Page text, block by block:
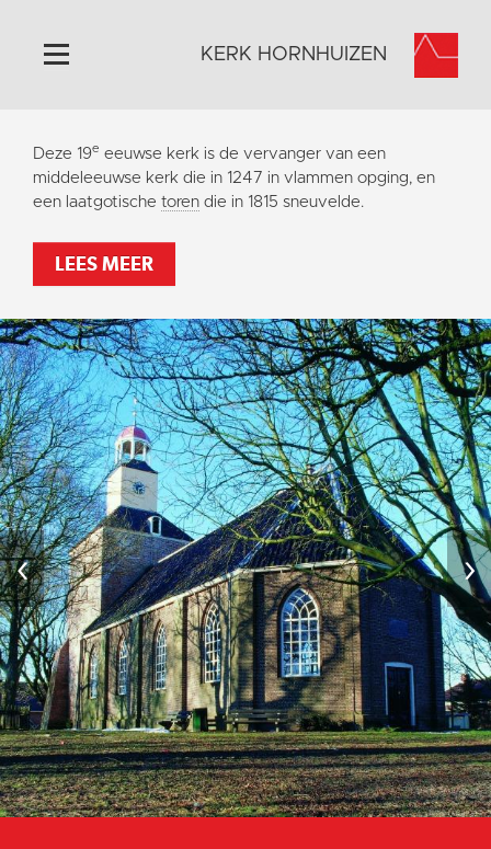
Home
Algemeen
Omgeving
Activiteiten
Steun ons
Contact
Vaktaal
KERK HORNHUIZEN
Deze 19e eeuwse kerk is de vervanger van een
middeleeuwse kerk die in 1247 in vlammen opging, en
een laatgotische toren die in 1815 sneuvelde.
LEES MEER
‹ ›